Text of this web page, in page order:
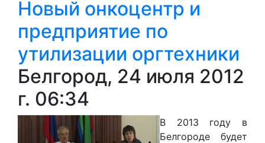
Новый онкоцентр и
предприятие по
утилизации оргтехники
Белгород, 24 июля 2012
г. 06:34
В 2013 году в
Белгороде будет